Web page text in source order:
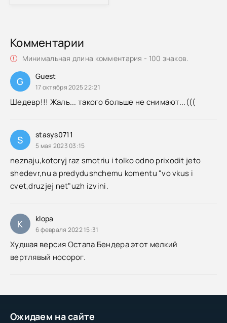
Ожидаем на сайте
Комментарии
Минимальная длина комментария - 100 знаков.
G Guest
17 октября 2025 22:21
Шедевр!!! Жаль... такого больше не снимают...(((
S stasys0711
5 мая 2023 03:15
neznaju,kotoryj raz smotriu i tolko odno prixodit jeto
shedevr,nu a predydushchemu komentu "vo vkus i
cvet,druzjej net"uzh izvini.
K klopa
6 февраля 2022 15:31
Худшая версия Остапа Бендера этот мелкий
вертлявый носорог.